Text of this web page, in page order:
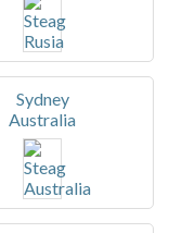
Sydney
Australia